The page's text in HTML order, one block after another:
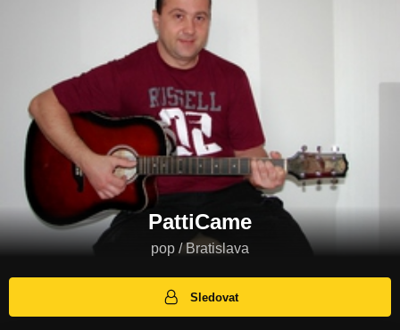
PattiCame
pop / Bratislava
Sledovat